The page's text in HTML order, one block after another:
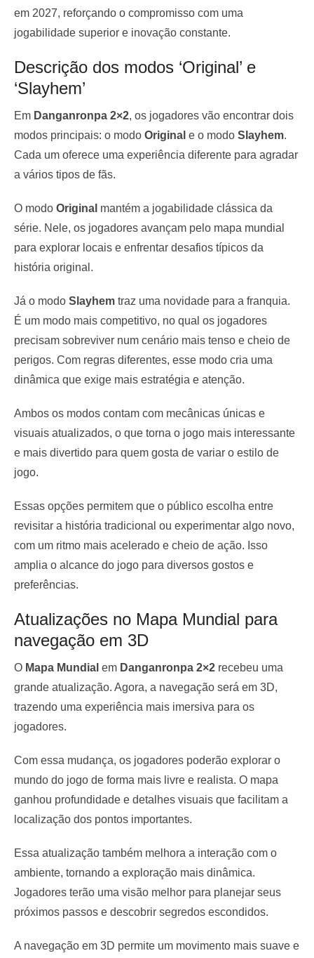
em 2027, reforçando o compromisso com uma
jogabilidade superior e inovação constante.
Descrição dos modos ‘Original’ e
‘Slayhem’
Em Danganronpa 2×2, os jogadores vão encontrar dois
modos principais: o modo Original e o modo Slayhem.
Cada um oferece uma experiência diferente para agradar
a vários tipos de fãs.
O modo Original mantém a jogabilidade clássica da
série. Nele, os jogadores avançam pelo mapa mundial
para explorar locais e enfrentar desafios típicos da
história original.
Já o modo Slayhem traz uma novidade para a franquia.
É um modo mais competitivo, no qual os jogadores
precisam sobreviver num cenário mais tenso e cheio de
perigos. Com regras diferentes, esse modo cria uma
dinâmica que exige mais estratégia e atenção.
Ambos os modos contam com mecânicas únicas e
visuais atualizados, o que torna o jogo mais interessante
e mais divertido para quem gosta de variar o estilo de
jogo.
Essas opções permitem que o público escolha entre
revisitar a história tradicional ou experimentar algo novo,
com um ritmo mais acelerado e cheio de ação. Isso
amplia o alcance do jogo para diversos gostos e
preferências.
Atualizações no Mapa Mundial para
navegação em 3D
O Mapa Mundial em Danganronpa 2×2 recebeu uma
grande atualização. Agora, a navegação será em 3D,
trazendo uma experiência mais imersiva para os
jogadores.
Com essa mudança, os jogadores poderão explorar o
mundo do jogo de forma mais livre e realista. O mapa
ganhou profundidade e detalhes visuais que facilitam a
localização dos pontos importantes.
Essa atualização também melhora a interação com o
ambiente, tornando a exploração mais dinâmica.
Jogadores terão uma visão melhor para planejar seus
próximos passos e descobrir segredos escondidos.
A navegação em 3D permite um movimento mais suave e